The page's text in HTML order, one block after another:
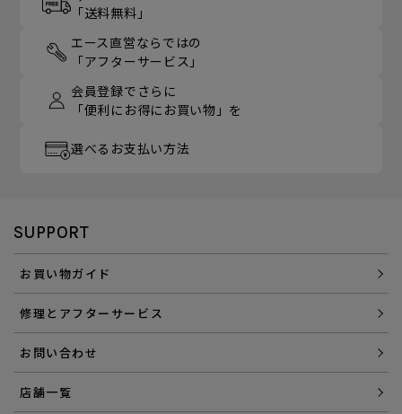
「送料無料」
エース直営ならではの
「アフターサービス」
会員登録でさらに
「便利にお得にお買い物」を
選べるお支払い方法
SUPPORT
お買い物ガイド
修理とアフターサービス
お問い合わせ
店舗一覧